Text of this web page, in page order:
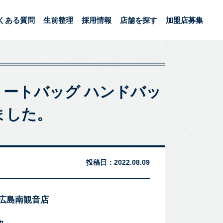
ある質問 生前整理 採用情報 店舗を探す 加盟店募集
トバッグ ハンドバッ
た。
投稿日： 2022.08.09
島南観音店